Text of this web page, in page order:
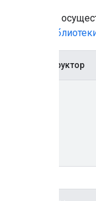
Доступ
Конструктор